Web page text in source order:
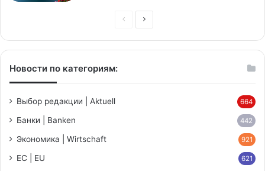
Предыдущая
Следующая
Новости по категориям:
Выбор редакции | Aktuell 664
Банки | Banken 442
Экономика | Wirtschaft 921
ЕС | EU 621